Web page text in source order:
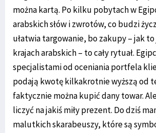
można kartą. Po kilku pobytach w
arabskich słów i zwrotów, co budzi
ułatwia targowanie, bo zakupy – jak
krajach arabskich – to cały rytuał.
specjalistami od oceniania portfela
podają kwotę kilkakrotnie wyższą od
faktycznie można kupić dany towar.
liczyć na jakiś miły prezent. Do dziś
malutkich skarabeuszy, które są